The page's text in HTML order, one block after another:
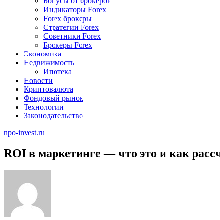
Индикаторы Forex
Forex брокеры
Стратегии Forex
Советники Forex
Брокеры Forex
Экономика
Недвижимость
Ипотека
Новости
Криптовалюта
Фондовый рынок
Технологии
Законодательство
npo-invest.ru
ROI в маркетинге — что это и как